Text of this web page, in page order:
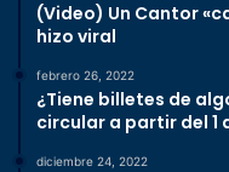
(Video) Un Cantor
hizo viral
febrero 26, 2022
¿Tiene billetes de
circular a partir del 1
diciembre 24, 2022